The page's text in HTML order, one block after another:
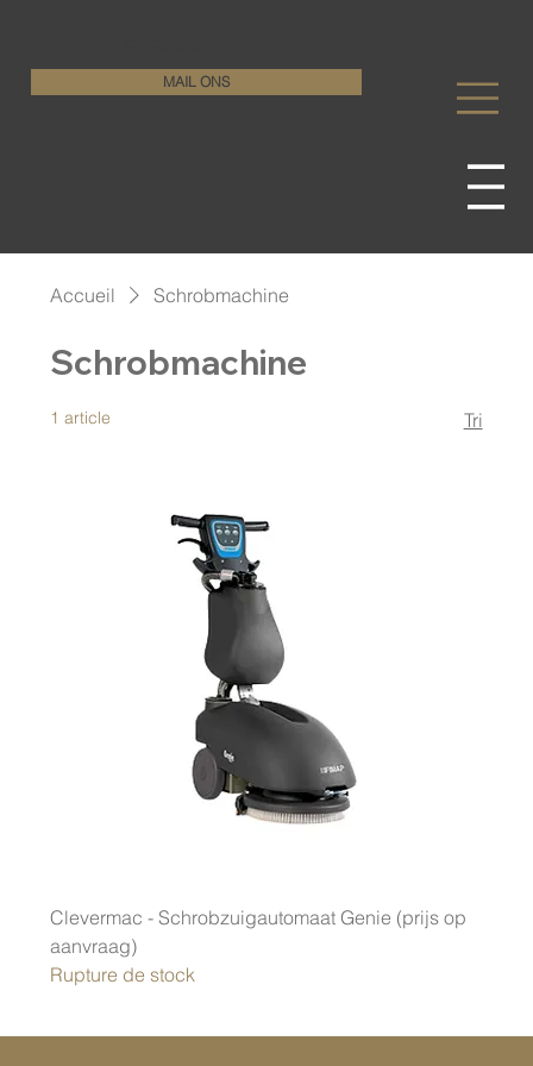
MAIL ONS
Accueil Schrobmachine
Schrobmachine
1 article Tri
Clevermac - Schrobzuigautomaat Genie (prijs op
aanvraag)
Rupture de stock